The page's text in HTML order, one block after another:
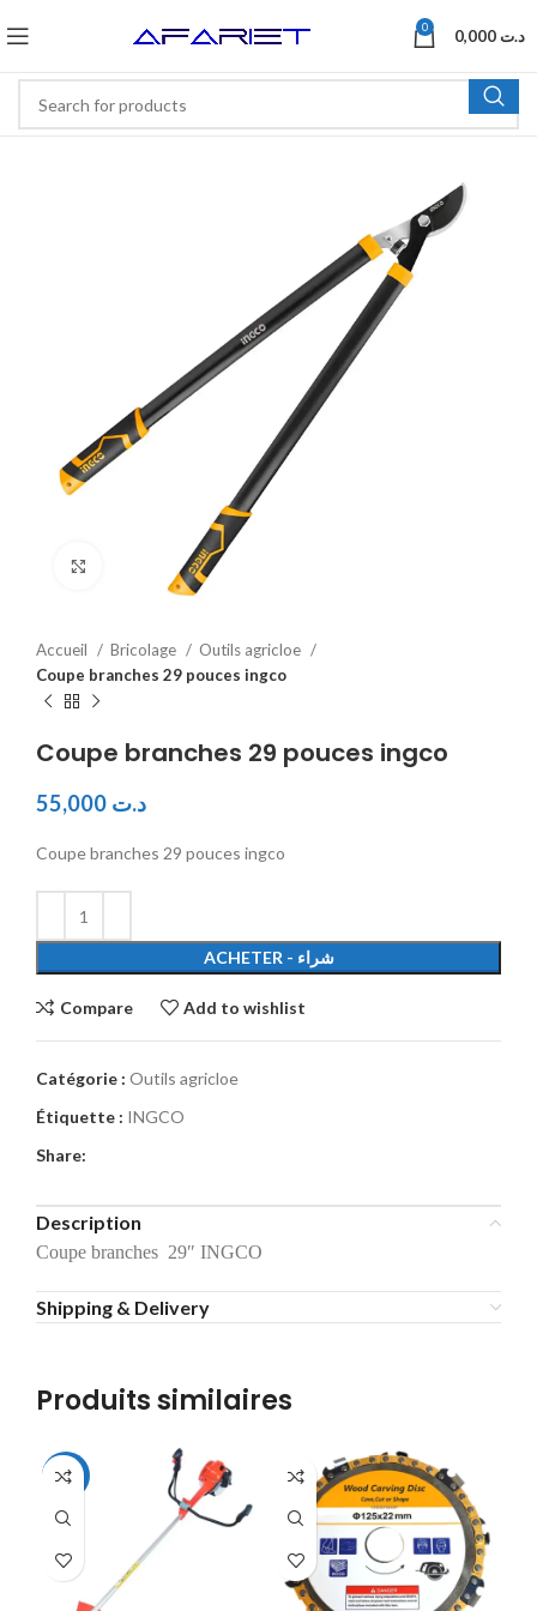
0 د.ت
Click to enlarge
Accueil Bricolage
Outils agricloe
Coupe branches 29 pouces ingco
Coupe branches 29 pouces ingco
د.ت
Coupe branches 29 pouces ingco
ACHETER - شراء
Compare Add to wishlist
Catégorie : Outils agricloe
Étiquette : INGCO
Share:
Description
Coupe branches 29″ INGCO
Shipping & Delivery
Produits similaires
-10%